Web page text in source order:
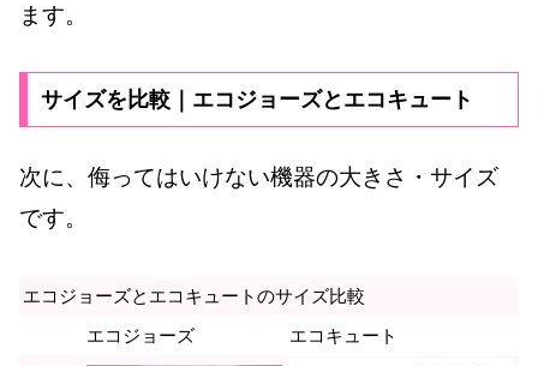
ます。
サイズを比較｜エコジョーズとエコキュート
次に、侮ってはいけない機器の大きさ・サイズ
です。
エコジョーズとエコキュートのサイズ比較
エコジョーズ
エコキュート